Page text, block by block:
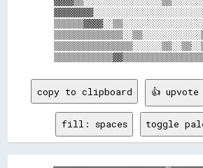
copy to clipboard 👍 upvote
fill: spaces toggle